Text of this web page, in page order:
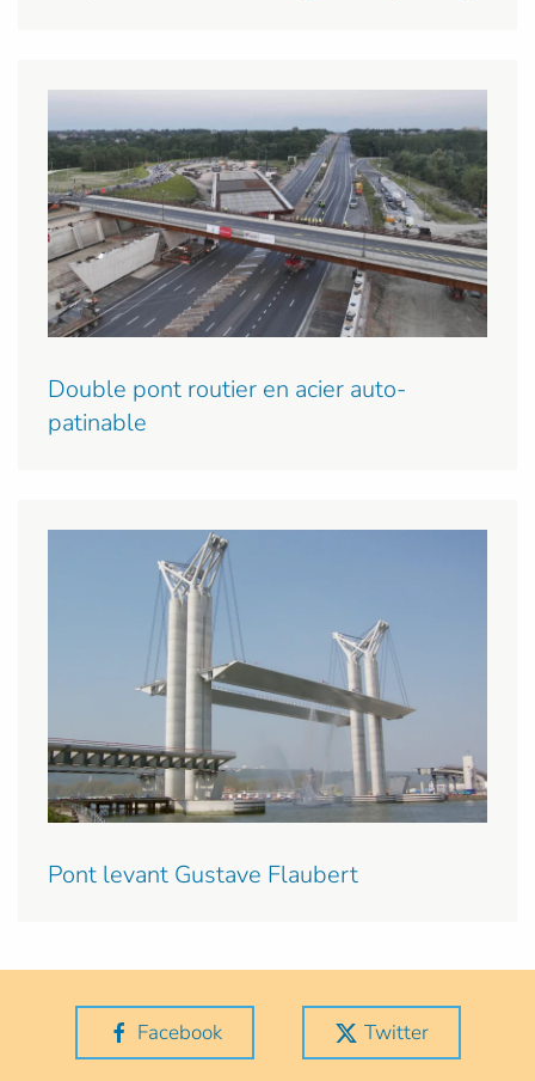
Double pont routier en acier auto-
patinable
Pont levant Gustave Flaubert
Facebook Twitter